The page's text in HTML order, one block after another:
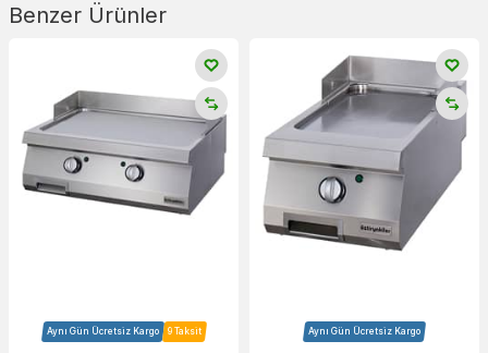
Benzer Ürünler
Aynı Gün Ücretsiz Kargo 9 Taksit Aynı Gün Ücretsiz Kargo